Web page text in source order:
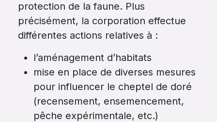
protection de la faune. Plus
précisément, la corporation effectue
différentes actions relatives à :
l’aménagement d’habitats
mise en place de diverses mesures
pour influencer le cheptel de doré
(recensement, ensemencement,
pêche expérimentale, etc.)